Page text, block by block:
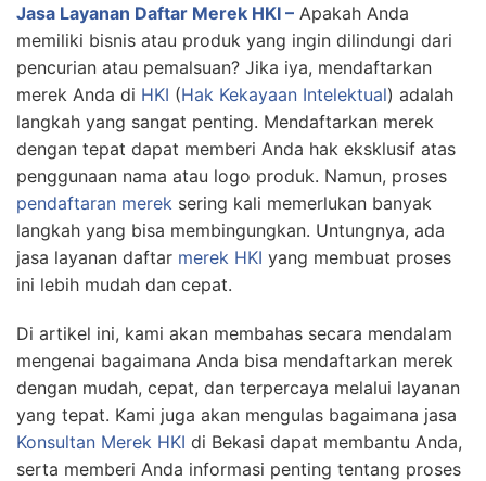
Jasa Layanan Daftar Merek HKI – Apakah Anda
memiliki bisnis atau produk yang ingin dilindungi dari
pencurian atau pemalsuan? Jika iya, mendaftarkan
merek Anda di HKI (Hak Kekayaan Intelektual) adalah
langkah yang sangat penting. Mendaftarkan merek
dengan tepat dapat memberi Anda hak eksklusif atas
penggunaan nama atau logo produk. Namun, proses
pendaftaran merek sering kali memerlukan banyak
langkah yang bisa membingungkan. Untungnya, ada
jasa layanan daftar merek HKI yang membuat proses
ini lebih mudah dan cepat.
Di artikel ini, kami akan membahas secara mendalam
mengenai bagaimana Anda bisa mendaftarkan merek
dengan mudah, cepat, dan terpercaya melalui layanan
yang tepat. Kami juga akan mengulas bagaimana jasa
Konsultan Merek HKI di Bekasi dapat membantu Anda,
serta memberi Anda informasi penting tentang proses